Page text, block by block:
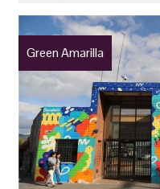
Green Amarilla